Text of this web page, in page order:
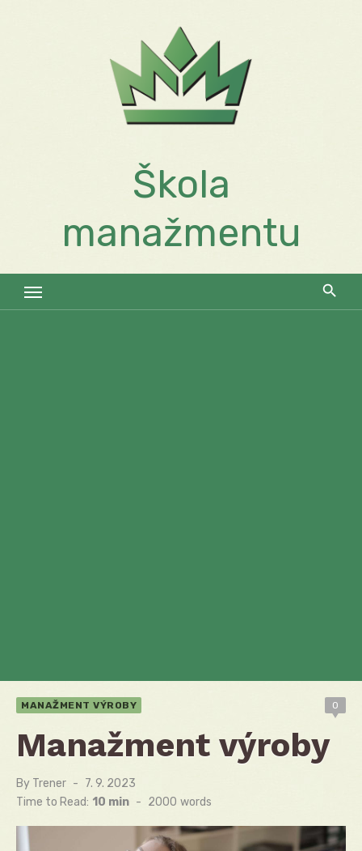
Škola
manažmentu
MANAŽMENT VÝROBY 0
Manažment výroby
By Trener
Posted
on
7. 9. 2023
Time to Read: 10 min - 2000 words